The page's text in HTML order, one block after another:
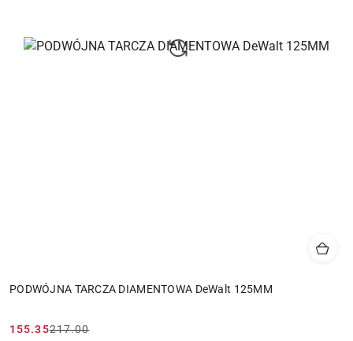
PODWÓJNA TARCZA DIAMENTOWA DeWalt 125MM
Cena
155.35
Cena
217.00